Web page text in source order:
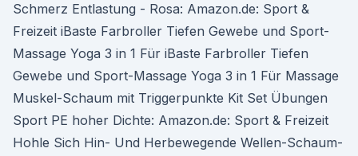
Schmerz Entlastung - Rosa: Amazon.de: Sport &
Freizeit iBaste Farbroller Tiefen Gewebe und Sport-
Massage Yoga 3 in 1 Für iBaste Farbroller Tiefen
Gewebe und Sport-Massage Yoga 3 in 1 Für Massage
Muskel-Schaum mit Triggerpunkte Kit Set Übungen
Sport PE hoher Dichte: Amazon.de: Sport & Freizeit
Hohle Sich Hin- Und Herbewegende Wellen-Schaum-